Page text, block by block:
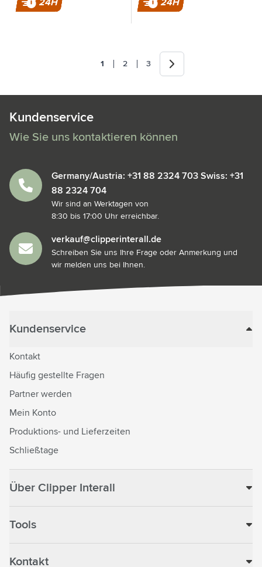
24H 24H
Sie lesen gerade die Seite
1 Seite
2 Seite
3 Weiter
Kundenservice
Wie Sie uns kontaktieren können
Germany/Austria: +31 88 2324 703 Swiss: +31
88 2324 704
Wir sind an Werktagen von
8:30 bis 17:00 Uhr erreichbar.
verkauf@clipperinterall.de
Schreiben Sie uns Ihre Frage oder Anmerkung und
wir melden uns bei Ihnen.
Kundenservice
Kontakt
Häufig gestellte Fragen
Partner werden
Mein Konto
Produktions- und Lieferzeiten
Schließtage
Über Clipper Interall
Tools
Kontakt